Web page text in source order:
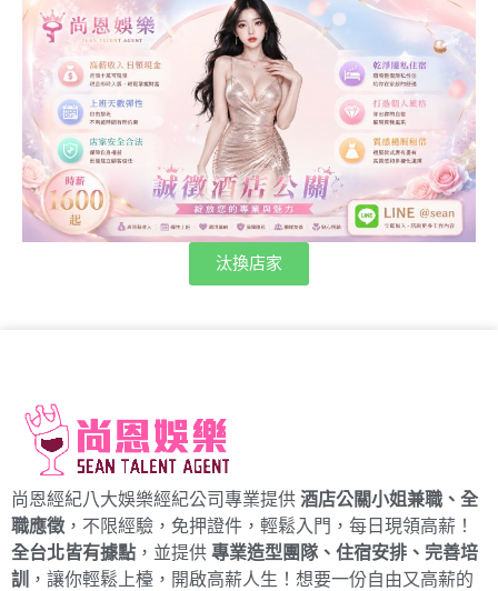
汰換店家
尚恩經紀八大娛樂經紀公司專業提供 酒店公關小姐兼職、全
職應徵 ，不限經驗，免押證件，輕鬆入門，每日現領高薪！
全台北皆有據點 ，並提供 專業造型團隊、住宿安排、完善培
訓
，讓你輕鬆上檯，開啟高薪人生！想要一份自由又高薪的